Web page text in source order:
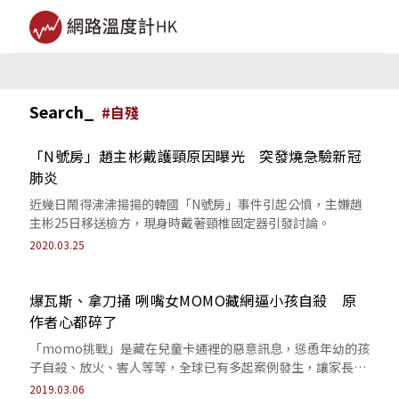
Search_ #自殘
「N號房」趙主彬戴護頸原因曝光 突發燒急驗新冠
肺炎
近幾日鬧得沸沸揚揚的韓國「N號房」事件引起公憤，主嫌趙
主彬25日移送檢方，現身時戴著頸椎固定器引發討論。
2020.03.25
爆瓦斯、拿刀捅 咧嘴女MOMO藏網逼小孩自殺 原
作者心都碎了
「momo挑戰」是藏在兒童卡通裡的惡意訊息，慫恿年幼的孩
子自殺、放火、害人等等，全球已有多起案例發生，讓家長人
心惶惶。
2019.03.06